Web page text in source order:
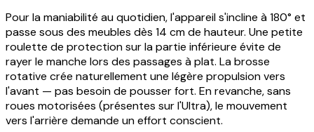
Pour la maniabilité au quotidien, l'appareil s'incline à 180° et
passe sous des meubles dès 14 cm de hauteur. Une petite
roulette de protection sur la partie inférieure évite de
rayer le manche lors des passages à plat. La brosse
rotative crée naturellement une légère propulsion vers
l'avant — pas besoin de pousser fort. En revanche, sans
roues motorisées (présentes sur l'Ultra), le mouvement
vers l'arrière demande un effort conscient.